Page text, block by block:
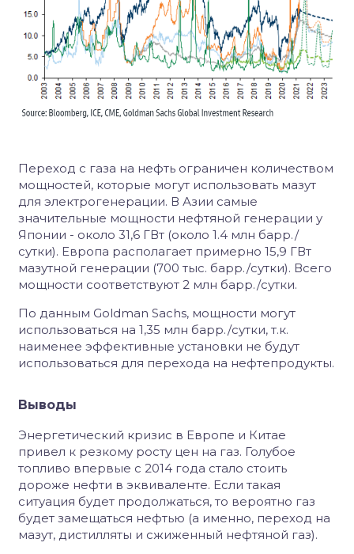
Переход с газа на нефть ограничен количеством
мощностей, которые могут использовать мазут
для электрогенерации. В Азии самые
значительные мощности нефтяной генерации у
Японии - около 31,6 ГВт (около 1.4 млн барр./
сутки). Европа располагает примерно 15,9 ГВт
мазутной генерации (700 тыс. барр./сутки). Всего
мощности соответствуют 2 млн барр./сутки.
По данным Goldman Sachs, мощности могут
использоваться на 1,35 млн барр./сутки, т.к.
наименее эффективные установки не будут
использоваться для перехода на нефтепродукты.
Выводы
Энергетический кризис в Европе и Китае
привел к резкому росту цен на газ. Голубое
топливо впервые с 2014 года стало стоить
дороже нефти в эквиваленте. Если такая
ситуация будет продолжаться, то вероятно газ
будет замещаться нефтью (а именно, переход на
мазут, дистилляты и сжиженный нефтяной газ).